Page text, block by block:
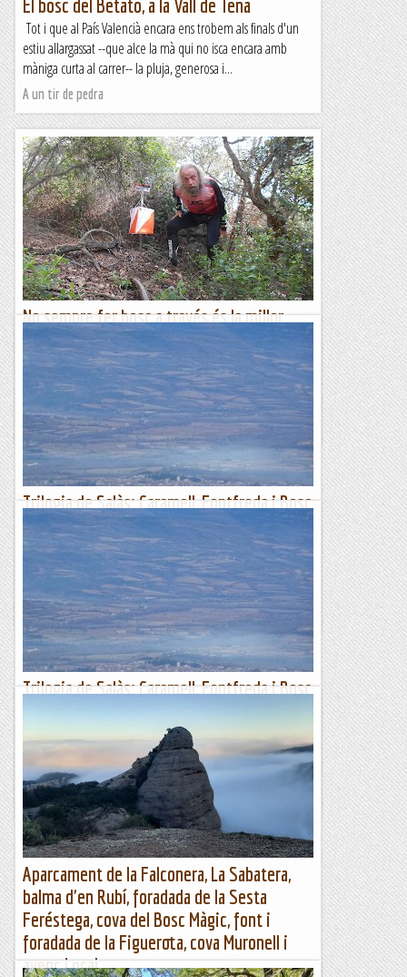
El bosc del Betato, a la Vall de Tena
Tot i que al País Valencià encara ens trobem als finals d'un
estiu allargassat --que alce la mà qui no isca encara amb
màniga curta al carrer-- la pluja, generosa i...
A un tir de pedra
No sempre fer bosc a través és la millor
opció.
Copa Catalana a Sant Vicenç de Montalt 2,7 km. 17 fites, en
realitat 4,6 km. 1-19-22 i 182 metres de desnivell positiu 17è
de 18 classificats en H50 Comença la Copa...
Fragments de camins i curses
Trilogia de Salàs: Caramell, Fontfreda i Bosc
de Salàs
Clàssica de la zona de Salàs (24 km, 1150 m+) que aquesta
vegada ascendim salvatgement per la Serra de les Farigoles
(quines rampes!); passem per sota del Pui de...
Pass@muntanyes
Trilogia de Salàs: Caramell, Fontfreda i Bosc
de Salàs
Clàssica de la zona de Salàs (24 km, 1150 m+) que aquesta
vegada ascendim salvatgement per la Serra de les Farigoles
(quines rampes!); passem per sota del Pui de...
Passamuntanyes
Aparcament de la Falconera, La Sabatera,
balma d'en Rubí, foradada de la Sesta
Feréstega, cova del Bosc Màgic, font i
foradada de la Figuerota, cova Muronell i
avenc Local